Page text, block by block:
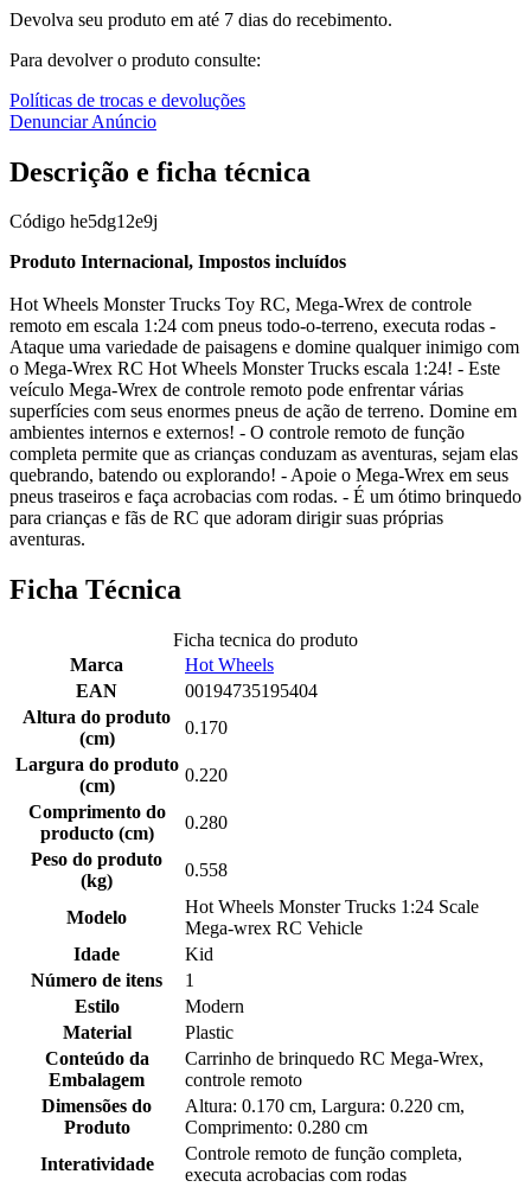
Devolva seu produto em até 7 dias do recebimento.
Para devolver o produto consulte:
Políticas de trocas e devoluções
Denunciar Anúncio
Descrição e ficha técnica
Código he5dg12e9j
Produto Internacional, Impostos incluídos
Hot Wheels Monster Trucks Toy RC, Mega-Wrex de controle
remoto em escala 1:24 com pneus todo-o-terreno, executa rodas -
Ataque uma variedade de paisagens e domine qualquer inimigo com
o Mega-Wrex RC Hot Wheels Monster Trucks escala 1:24! - Este
veículo Mega-Wrex de controle remoto pode enfrentar várias
superfícies com seus enormes pneus de ação de terreno. Domine em
ambientes internos e externos! - O controle remoto de função
completa permite que as crianças conduzam as aventuras, sejam elas
quebrando, batendo ou explorando! - Apoie o Mega-Wrex em seus
pneus traseiros e faça acrobacias com rodas. - É um ótimo brinquedo
para crianças e fãs de RC que adoram dirigir suas próprias
aventuras.
Ficha Técnica
Ficha tecnica do produto
Marca
Hot Wheels
EAN
00194735195404
Altura do produto
(cm)
0.170
Largura do produto
(cm)
0.220
Comprimento do
producto (cm)
0.280
Peso do produto
(kg)
0.558
Modelo
Hot Wheels Monster Trucks 1:24 Scale
Mega-wrex RC Vehicle
Idade
Kid
Número de itens
1
Estilo
Modern
Material
Plastic
Conteúdo da
Embalagem
Carrinho de brinquedo RC Mega-Wrex,
controle remoto
Dimensões do
Produto
Altura: 0.170 cm, Largura: 0.220 cm,
Comprimento: 0.280 cm
Interatividade
Controle remoto de função completa,
executa acrobacias com rodas